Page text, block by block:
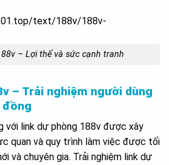
– Lợi thế và sức cạnh tranh
– Trải nghiệm người dùng
đồng
với link dự phòng 188v được xây
quan và quy trình làm việc được tối
và chuyên gia. Trải nghiệm link dự